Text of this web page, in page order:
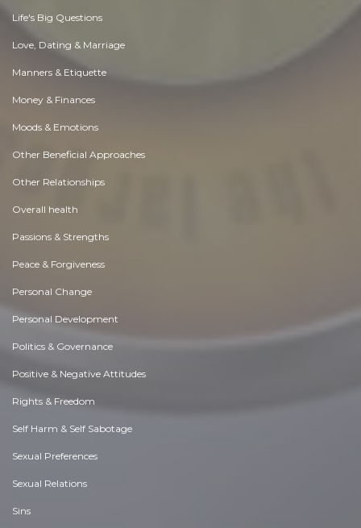
Life's Big Questions
Love, Dating & Marriage
Manners & Etiquette
Money & Finances
Moods & Emotions
Other Beneficial Approaches
Other Relationships
Overall health
Passions & Strengths
Peace & Forgiveness
Personal Change
Personal Development
Politics & Governance
Positive & Negative Attitudes
Rights & Freedom
Self Harm & Self Sabotage
Sexual Preferences
Sexual Relations
Sins